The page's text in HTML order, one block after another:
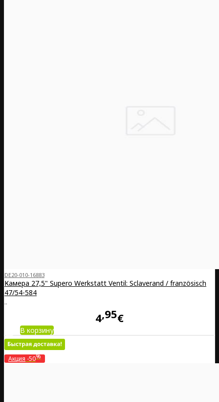
DE20-010-16883
Камера 27,5" Supero Werkstatt Ventil: Sclaverand / französisch
47/54-584
..
4 95€
В корзину
Акция -50%